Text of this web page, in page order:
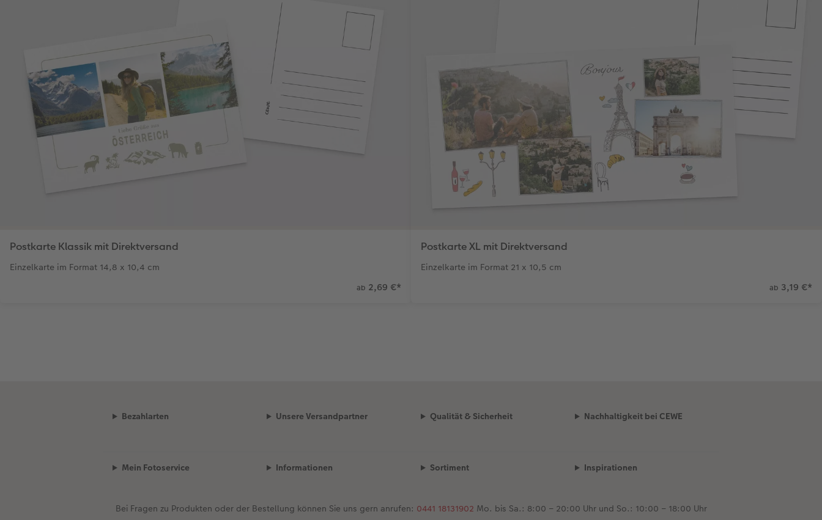
Postkarte Klassik mit Direktversand
Einzelkarte im Format 14,8 x 10,4 cm
ab 2,69 €*
Postkarte XL mit Direktversand
Einzelkarte im Format 21 x 10,5 cm
ab 3,19 €*
Bezahlarten Unsere Versandpartner Qualität & Sicherheit Nachhaltigkeit bei CEWE
Mein Fotoservice Informationen Sortiment Inspirationen
Bei Fragen zu Produkten oder der Bestellung können Sie uns gern anrufen: 0441 18131902 Mo. bis Sa.: 8:00 – 20:00 Uhr und So.: 10:00 – 18:00 Uhr